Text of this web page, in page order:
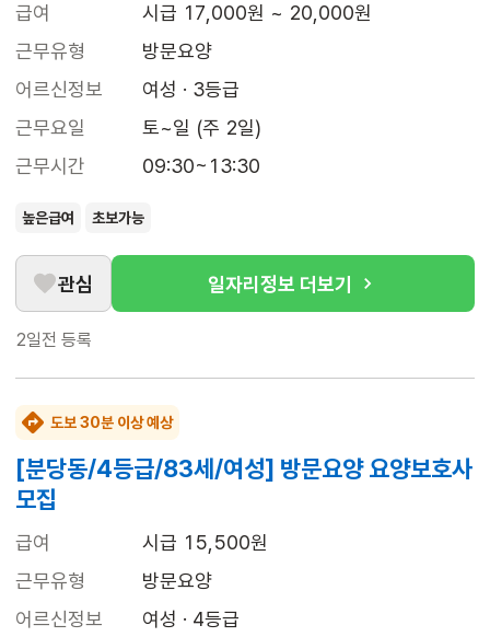
급여
시급 17,000원 ~ 20,000원
근무유형
방문요양
어르신정보
여성 · 3등급
근무요일
토~일 (주 2일)
근무시간
09:30~13:30
높은급여 초보가능
관심 일자리정보 더보기
2일전 등록
도보 30분 이상 예상
[분당동/4등급/83세/여성] 방문요양 요양보호사
모집
급여
시급 15,500원
근무유형
방문요양
어르신정보
여성 · 4등급